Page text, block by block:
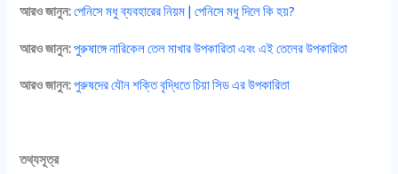
আরও জানুন:পেনিসে মধু ব্যবহারের নিয়ম | পেনিসে মধু দিলে কি হয়?
আরও জানুন:পুরুষাঙ্গে নারিকেল তেল মাখার উপকারিতা এবং এই তেলের উপকারিতা
আরও জানুন:পুরুষদের যৌন শক্তি বৃদ্ধিতে চিয়া সিড এর উপকারিতা
তথ্যসূত্র